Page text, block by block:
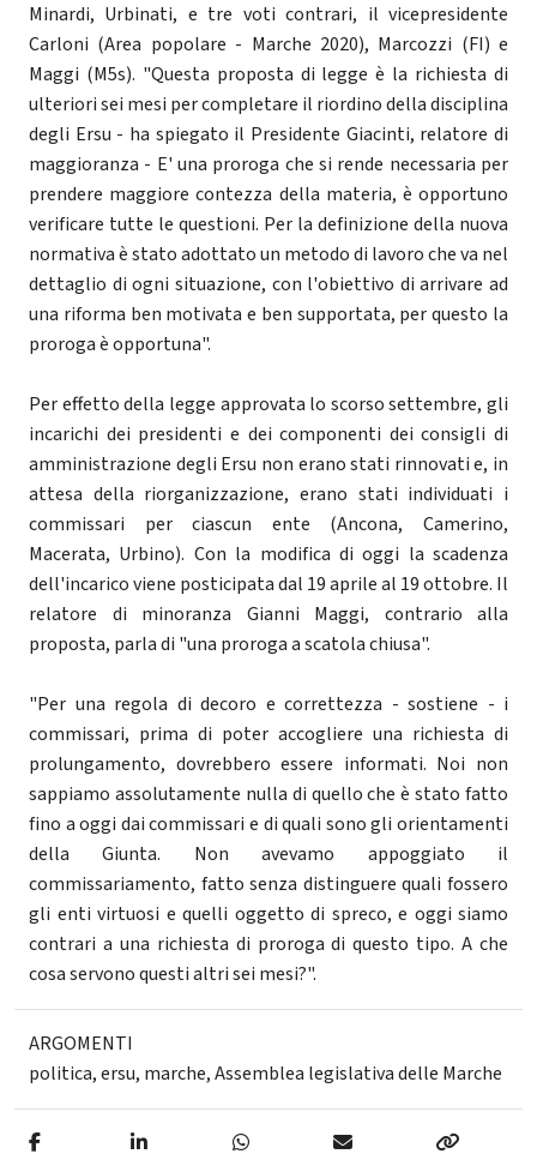
Minardi, Urbinati, e tre voti contrari, il vicepresidente
Carloni (Area popolare - Marche 2020), Marcozzi (FI) e
Maggi (M5s). "Questa proposta di legge è la richiesta di
ulteriori sei mesi per completare il riordino della disciplina
degli Ersu - ha spiegato il Presidente Giacinti, relatore di
maggioranza - E' una proroga che si rende necessaria per
prendere maggiore contezza della materia, è opportuno
verificare tutte le questioni. Per la definizione della nuova
normativa è stato adottato un metodo di lavoro che va nel
dettaglio di ogni situazione, con l'obiettivo di arrivare ad
una riforma ben motivata e ben supportata, per questo la
proroga è opportuna".
Per effetto della legge approvata lo scorso settembre, gli
incarichi dei presidenti e dei componenti dei consigli di
amministrazione degli Ersu non erano stati rinnovati e, in
attesa della riorganizzazione, erano stati individuati i
commissari per ciascun ente (Ancona, Camerino,
Macerata, Urbino). Con la modifica di oggi la scadenza
dell'incarico viene posticipata dal 19 aprile al 19 ottobre. Il
relatore di minoranza Gianni Maggi, contrario alla
proposta, parla di "una proroga a scatola chiusa".
"Per una regola di decoro e correttezza - sostiene - i
commissari, prima di poter accogliere una richiesta di
prolungamento, dovrebbero essere informati. Noi non
sappiamo assolutamente nulla di quello che è stato fatto
fino a oggi dai commissari e di quali sono gli orientamenti
della Giunta. Non avevamo appoggiato il
commissariamento, fatto senza distinguere quali fossero
gli enti virtuosi e quelli oggetto di spreco, e oggi siamo
contrari a una richiesta di proroga di questo tipo. A che
cosa servono questi altri sei mesi?".
ARGOMENTI
politica,ersu, marche,Assemblea legislativa delle Marche